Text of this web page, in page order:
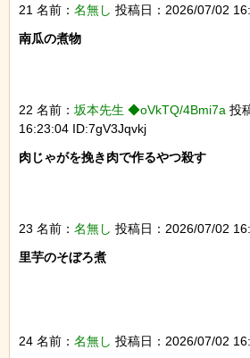
21 名前： 名無し 投稿日：2026/07/02
南瓜の煮物
22 名前： 坂本先生 ◆oVkTQ/4Bmi7a 投
16:23:04 ID:7gV3Jqvkj
肉じゃがを挽き肉で作るやつ殺す
23 名前： 名無し 投稿日：2026/07/02
里芋のそぼろ煮
24 名前： 名無し 投稿日：2026/07/02